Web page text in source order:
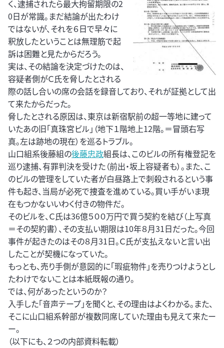
く、逮捕されたら最大拘留期限の2
0日が常識。まだ結論が出たわけ
ではないが、それを６日で早々に
釈放したということは無理筋で起
訴は困難と見たからだろう。
実は、その結論を決定づけたのは、
容疑者側がＣ氏を脅したとされる
際の話し合いの席の会話を録音しており、それが証拠として出
て来たからだった。
脅したとされる原因は、東京は新宿駅前の超一等地に建って
いたあの旧「真珠宮ビル」（地下１階地上12階。＝冒頭右写
真。左は跡地の現在）を巡るトラブル。
山口組系後藤組の後藤忠政組長は、このビルの所有権登記を
巡り逮捕、有罪判決を受けた（前出・坂上容疑者も）。また、こ
のビルの管理をしていた者が白昼路上で刺殺されるという事
件も起き、当局が必死で捜査を進めている。買い手がいま現
在もつかないいわく付きの物件だ。
そのビルを、Ｃ氏は36億５００万円で買う契約を結び（上写真
＝その契約書）、その支払い期限は10年８月31日だった。今回
事件が起きたのはその８月31日。Ｃ氏が支払えないと言い出
したことが契機になっていた。
もっとも、売り手側が意図的に「瑕疵物件」を売りつけようとし
たわけでないことは本紙既報の通り。
では、何があったというのか？
入手した「音声テープ」を聞くと、その理由はよくわかる。また、
そこに山口組系幹部が複数同席していた理由も見えて来たー
ー。
（以下にも、２つの内部資料転載）